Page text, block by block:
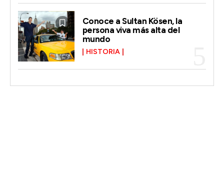
Conoce a Sultan Kösen, la
persona viva más alta del
mundo
HISTORIA